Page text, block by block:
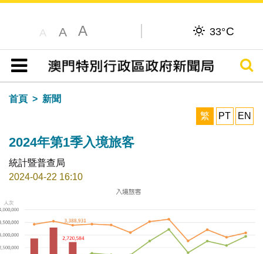
A A A 33°C
目錄
搜尋
首頁
新聞
繁
PT EN
2024年第1季入境旅客
統計暨普查局
2024-04-22 16:10